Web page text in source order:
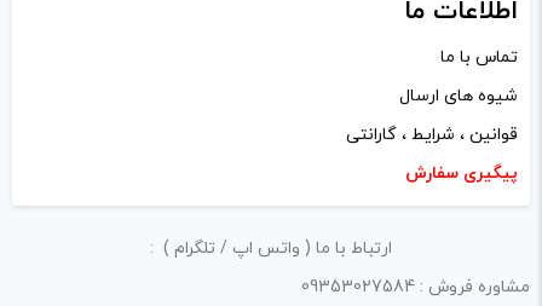
اطلاعات ما
تماس با ما
شیوه های ارسال
قوانین ، شرایط ، گارانتی
پیگیری سفارش
ارتباط با ما ( واتس اپ / تلگرام ) :
مشاوره فروش : 09353027584